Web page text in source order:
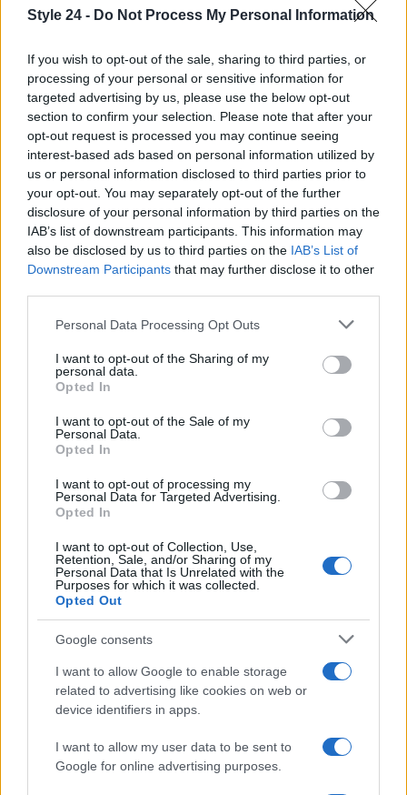
Style 24 - Do Not Process My Personal Information
If you wish to opt-out of the sale, sharing to third parties, or
processing of your personal or sensitive information for
targeted advertising by us, please use the below opt-out
section to confirm your selection. Please note that after your
opt-out request is processed you may continue seeing
interest-based ads based on personal information utilized by
us or personal information disclosed to third parties prior to
your opt-out. You may separately opt-out of the further
disclosure of your personal information by third parties on the
IAB’s list of downstream participants. This information may
also be disclosed by us to third parties on the IAB’s List of
Downstream Participants that may further disclose it to other
Please note that this website/app uses one or more Google
not limited to your visit or usage behaviour. You may click to
grant or deny consent to Google and its third-party tags to
use your data for below specified purposes in below Google
consent section.
Personal Data Processing Opt Outs
I want to opt-out of the Sharing of my
personal data.
Opted In
I want to opt-out of the Sale of my
Personal Data.
Opted In
I want to opt-out of processing my
Personal Data for Targeted Advertising.
Opted In
I want to opt-out of Collection, Use,
Retention, Sale, and/or Sharing of my
Personal Data that Is Unrelated with the
Purposes for which it was collected.
Opted Out
Google consents
I want to allow Google to enable storage
related to advertising like cookies on web or
device identifiers in apps.
I want to allow my user data to be sent to
Google for online advertising purposes.
Continua a leggere
Copenhagen Fashion Week SS27: le novità che stanno
rivoluzionando la moda
Cristian Castiglioni · 8 Ago 2026
LIFESTYLE